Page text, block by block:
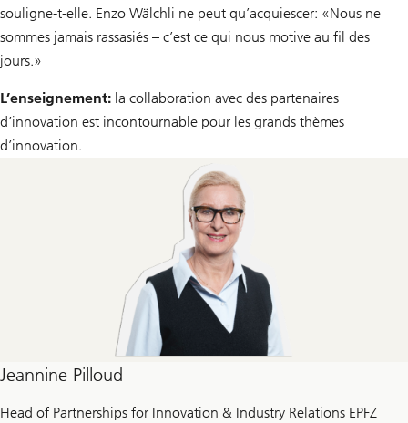
souligne-t-elle. Enzo Wälchli ne peut qu’acquiescer: «Nous ne
sommes jamais rassasiés – c’est ce qui nous motive au fil des
jours.»
L’enseignement: la collaboration avec des partenaires
d’innovation est incontournable pour les grands thèmes
d’innovation.
Jeannine Pilloud
Head of Partnerships for Innovation & Industry Relations EPFZ